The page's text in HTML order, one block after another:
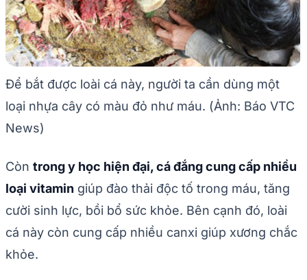
Để bắt được loài cá này, người ta cần dùng một
loại nhựa cây có màu đỏ như máu. (Ảnh: Báo VTC
News)
Còn trong y học hiện đại, cá đắng cung cấp nhiều
loại vitamin giúp đào thải độc tố trong máu, tăng
cười sinh lực, bồi bổ sức khỏe. Bên cạnh đó, loài
cá này còn cung cấp nhiều canxi giúp xương chắc
khỏe.